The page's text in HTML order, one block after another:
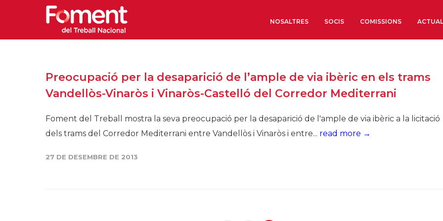
NOSALTRES
Òrgans de Govern
Òrgans Consultius
Estructura Executiva
SOCIS COMISSIONS
Preocupació per la desaparició de l’ample de via ibèric en els trams
Vandellòs-Vinaròs i Vinaròs-Castelló del Corredor Mediterrani
Foment del Treball mostra la seva preocupació per la desaparició de l'ample de via ibèric a la licitació
dels trams del Corredor Mediterrani entre Vandellòs i Vinaròs i entre... read more →
27 DE DESEMBRE DE 2013